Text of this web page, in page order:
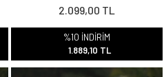
2.099,00 TL
%10 İNDİRİM
1.889,10 TL